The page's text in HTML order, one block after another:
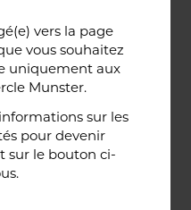
vers la page
vous souhaitez
uniquement aux
Munster.
sur les
pour devenir
sur le bouton ci-
le bar au restaurant ;
la tradition du bien-
chaleureux qui
de l'établissement. Ce
a été entièrement
chef vous propose